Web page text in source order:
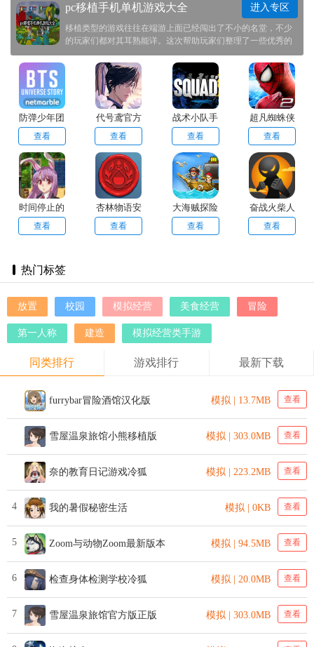
pc移植手机单机游戏大全
移植类型的游戏往往在端游上面已经闯出了不小的名堂，不少
的玩家们都对其耳熟能详。这次帮助玩家们整理了一些优秀的
从端游上面移植而来的游戏供大家选择，让玩家们在游戏之中
能够享受到不一样的快感，快来尝试一下吧！
进入专区
防弹少年团
宇宙故事
查看
代号鸢官方
正版简中服
查看
战术小队手
机版官方正
版
查看
超凡蜘蛛侠
2手游中文
版
查看
时间停止的
村庄小熊移
查看
杏林物语安
卓版
查看
大海贼探险
物语debug
查看
奋战火柴人
2
查看
热门标签
放置 校园 模拟经营 美食经营 冒险
第一人称 建造 模拟经营类手游
同类排行 游戏排行 最新下载
furrybar冒险酒馆汉化版 模拟 | 13.7MB 查看
雪屋温泉旅馆小熊移植版 模拟 | 303.0MB 查看
奈的教育日记游戏冷狐 模拟 | 223.2MB 查看
4 我的暑假秘密生活 模拟 | 0KB 查看
5 Zoom与动物Zoom最新版本 模拟 | 94.5MB 查看
6 检查身体检测学校冷狐 模拟 | 20.0MB 查看
7 雪屋温泉旅馆官方版正版 模拟 | 303.0MB 查看